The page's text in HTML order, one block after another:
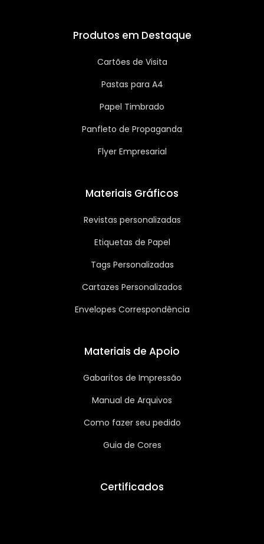
Produtos em Destaque
Cartões de Visita
Pastas para A4
Papel Timbrado
Panfleto de Propaganda
Flyer Empresarial
Materiais Gráficos
Revistas personalizadas
Etiquetas de Papel
Tags Personalizadas
Cartazes Personalizados
Envelopes Correspondência
Materiais de Apoio
Gabaritos de Impressão
Manual de Arquivos
Como fazer seu pedido
Guia de Cores
Certificados